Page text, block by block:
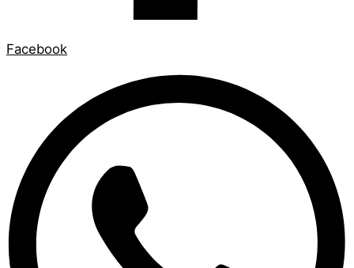
Facebook